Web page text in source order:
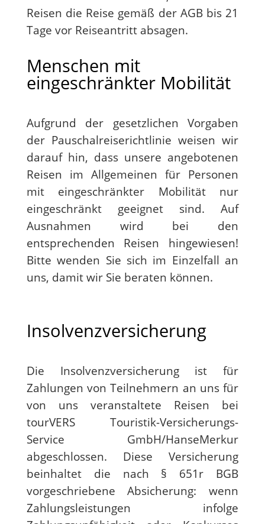
Reisen die Reise gemäß der AGB bis 21
Tage vor Reiseantritt absagen.
Menschen mit
eingeschränkter Mobilität
Aufgrund der gesetzlichen Vorgaben
der Pauschalreiserichtlinie weisen wir
darauf hin, dass unsere angebotenen
Reisen im Allgemeinen für Personen
mit eingeschränkter Mobilität nur
eingeschränkt geeignet sind. Auf
Ausnahmen wird bei den
entsprechenden Reisen hingewiesen!
Bitte wenden Sie sich im Einzelfall an
uns, damit wir Sie beraten können.
Insolvenzversicherung
Die Insolvenzversicherung ist für
Zahlungen von Teilnehmern an uns für
von uns veranstaltete Reisen bei
tourVERS Touristik-Versicherungs-
Service GmbH/HanseMerkur
abgeschlossen. Diese Versicherung
beinhaltet die nach § 651r BGB
vorgeschriebene Absicherung: wenn
Zahlungsleistungen infolge